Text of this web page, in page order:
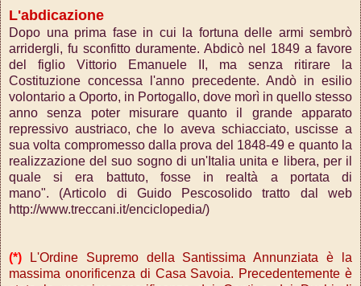
L'abdicazione
Dopo una prima fase in cui la fortuna delle armi sembrò
arridergli, fu sconfitto duramente. Abdicò nel 1849 a favore
del figlio Vittorio Emanuele II, ma senza ritirare la
Costituzione concessa l'anno precedente. Andò in esilio
volontario a Oporto, in Portogallo, dove morì in quello stesso
anno senza poter misurare quanto il grande apparato
repressivo austriaco, che lo aveva schiacciato, uscisse a
sua volta compromesso dalla prova del 1848-49 e quanto la
realizzazione del suo sogno di un'Italia unita e libera, per il
quale si era battuto, fosse in realtà a portata di
mano". (Articolo di Guido Pescosolido tratto dal web
http://www.treccani.it/enciclopedia/)
(*) L'Ordine Supremo della Santissima Annunziata è la
massima onorificenza di Casa Savoia. Precedentemente è